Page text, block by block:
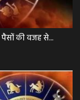
की वजह से...